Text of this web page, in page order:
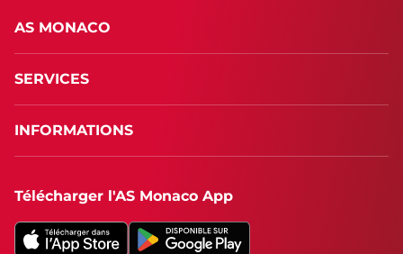
AS MONACO
SERVICES
INFORMATIONS
Télécharger l'AS Monaco App